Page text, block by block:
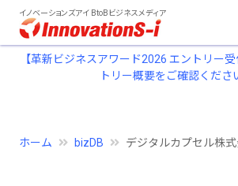
イノベーションズアイ BtoBビジネスメディア
【革新ビジネスアワード2026 エントリー
トリー概要をご確認くださ
ホーム bizDB デジタルカプセル株